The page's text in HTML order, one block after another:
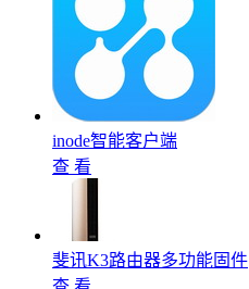
inode智能客户端
查 看
斐讯K3路由器多功能固件